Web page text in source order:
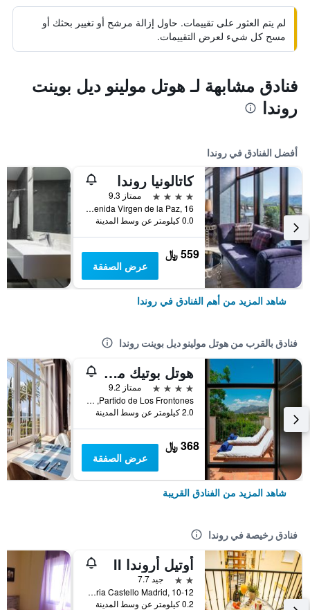
لم يتم العثور على تقييمات. حاول إزالة مرشح أو تغيير بحثك أو
مسح كل شيء لعرض التقييمات.
فنادق مشابهة لـ هوتل مولينو ديل بوينت
روندا
أفضل الفنادق في روندا
كاتالونيا روندا
4 نجوم
ممتاز 9.3
Avenida Virgen de la Paz, 16, روندا, منطقة أندلوسيا, أسبانيا
0.0 كيلومتر عن وسط المدينة
559 ﷼
عرض الصفقة
شاهد المزيد من أهم الفنادق في روندا
فنادق بالقرب من هوتل مولينو ديل بوينت روندا
هوتل بوتيك مولينو ديل أركو
4 نجوم
ممتاز 9.2
Partido de Los Frontones, روندا, منطقة أندلوسيا, أسبانيا
2.0 كيلومتر عن وسط المدينة
368 ﷼
عرض الصفقة
شاهد المزيد من الفنادق القريبة
فنادق رخيصة في روندا
أوتيل أروندا II
2 نجمتين
جيد 7.7
Calle Jose Maria Castello Madrid, 10-12, روندا, منطقة أندلوسيا, أسبانيا
0.2 كيلومتر عن وسط المدينة